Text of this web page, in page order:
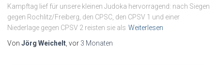
Kampftag lief für unsere kleinen Judoka hervorragend: nach Siegen
gegen Rochlitz/Freiberg, den CPSC, den CPSV 1 und einer
Niederlage gegen CPSV 2 reisten sie als Weiterlesen
Von Jörg Weichelt , vor 3 Monaten